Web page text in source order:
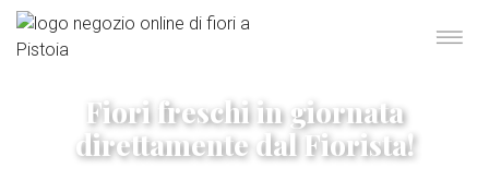
Fiori freschi in giornata
direttamente dal Fiorista!